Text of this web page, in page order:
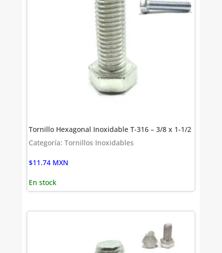
Tornillo Hexagonal Inoxidable T-316 – 3/8 x 1-1/2
Categoría: Tornillos Inoxidables
$11.74 MXN
En stock